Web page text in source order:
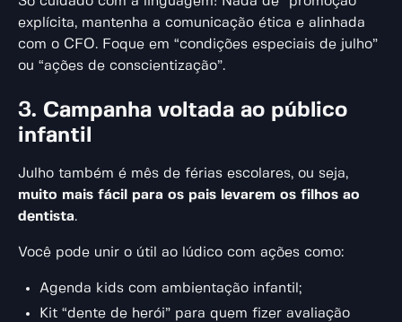
explícita, mantenha a comunicação ética e alinhada
com o CFO. Foque em “condições especiais de julho”
ou “ações de conscientização”.
3. Campanha voltada ao público
infantil
Julho também é mês de férias escolares, ou seja,
muito mais fácil para os pais levarem os filhos ao
dentista.
Você pode unir o útil ao lúdico com ações como:
Agenda kids com ambientação infantil;
Kit “dente de herói” para quem fizer avaliação